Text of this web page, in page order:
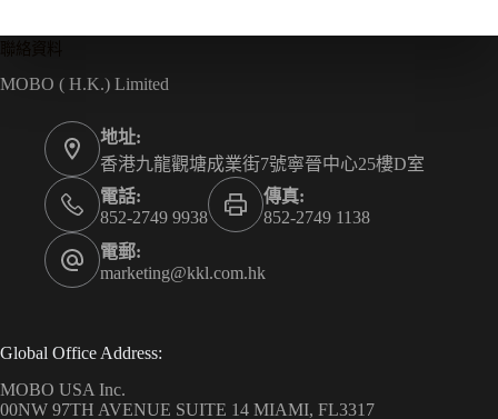
MOBO ( H.K.) Limited
地址:
香港九龍觀塘成業街7號寧晉中心25樓D室
電話:
852-2749 9938
傳真:
852-2749 1138
電郵:
marketing@kkl.com.hk
Global Office Address:
MOBO USA Inc.
00NW 97TH AVENUE SUITE 14 MIAMI, FL3317